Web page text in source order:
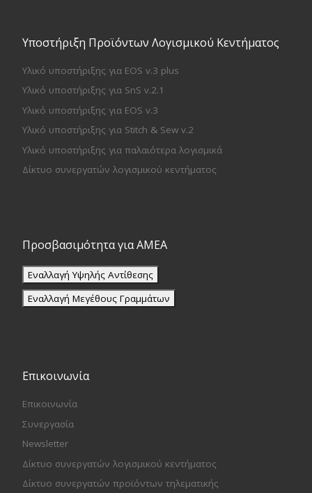
Υποστήριξη Προϊόντων Λογισμικού Κεντήματος
Υλικό υποστήριξης για EOS v.3 plus
Υλικό υποστήριξης για SnS v.2.1
Υλικό υποστήριξης για EOS v.3
Υλικό υποστήριξης για Stitch & Sew v.2
Υλικό υποστήριξης για παλαιότερα λογισμικά
Δίκτυο συνεργατών λογισμικού κεντήματος
Προσβασιμότητα για ΑΜΕΑ
Εναλλαγή Υψηλής Αντίθεσης
Εναλλαγή Μεγέθους Γραμμάτων
Επικοινωνία
Επικοινωνία
Συνεργασία
Newsletter
Δίκτυο συνεργατών λογισμικού κεντήματος
Δίκτυο συνεργατών προϊόντων τηλεματικής